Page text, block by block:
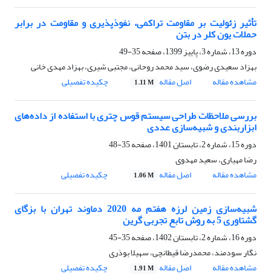
تأثیر زئولیت بر مقاومت تراکمی، نفوذپذیری و مقاومت در برابر
حملات یون کلر در بتن
دوره 13، شماره 3، پاییز 1399، صفحه
35-49
بهزاد سعیدی رضوی، سید محمد روحانی، مجتبی شیری، بهزاد مهدی خانی
مشاهده مقاله
اصل مقاله 1.11 M چکیده تفصیلی
بررسی ملاحظات طراحی سیستم قوس چتری با استفاده از داده‌های
ابزاربندی و شبیه‌سازی عددی
دوره 15، شماره 2، تابستان 1401، صفحه
35-48
رضا مهیاری، سعید مهدوی
مشاهده مقاله
اصل مقاله 1.06 M چکیده تفصیلی
شبیه‌سازی زمین لرزه هفتم مه 2020 دماوند تهران با بزگای
گشتاوری 5 به روش تابع تجربی گرین
دوره 16، شماره 2، تابستان 1402، صفحه
35-45
نگار سودمند، محمدرضا قیطانچی، سهیلا بوذری
مشاهده مقاله
اصل مقاله 1.91 M چکیده تفصیلی